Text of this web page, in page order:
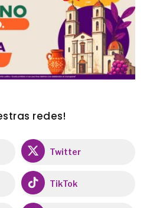
redes!
Twitter
TikTok